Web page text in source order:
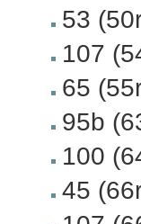
53
107
65
95b
100
45